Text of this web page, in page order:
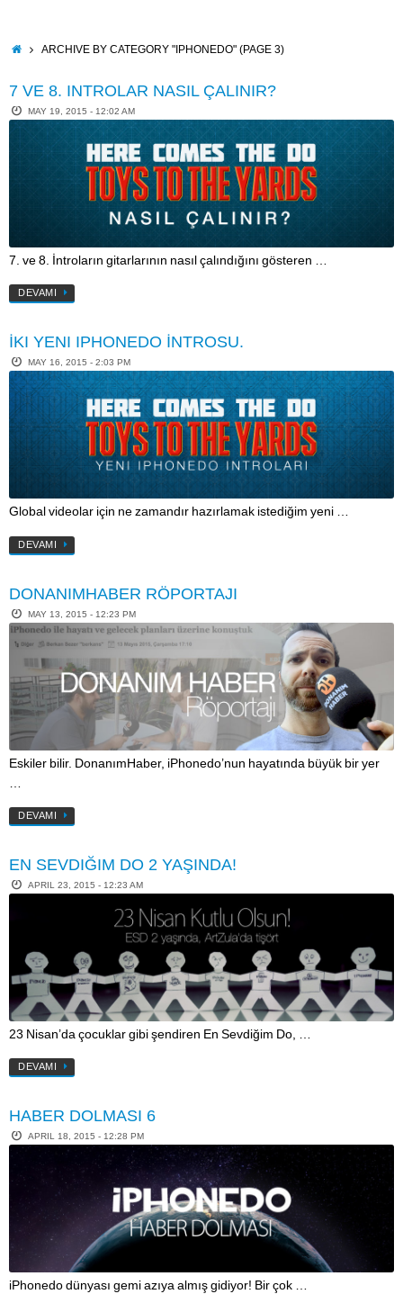
contentHOMEARCHIVE BY CATEGORY "IPHONEDO"(PAGE 3)
7 VE 8. INTROLAR NASIL ÇALINIR?
MAY 19, 2015 - 12:02 AM
7. ve 8. İntroların gitarlarının nasıl çalındığını gösteren …
DEVAMI
İKI YENI IPHONEDO İNTROSU.
MAY 16, 2015 - 2:03 PM
Global videolar için ne zamandır hazırlamak istediğim yeni …
DEVAMI
DONANIMHABER RÖPORTAJI
MAY 13, 2015 - 12:23 PM
Eskiler bilir. DonanımHaber, iPhonedo’nun hayatında büyük bir yer
DEVAMI
EN SEVDIĞIM DO 2 YAŞINDA!
APRIL 23, 2015 - 12:23 AM
23 Nisan’da çocuklar gibi şendiren En Sevdiğim Do, …
DEVAMI
HABER DOLMASI 6
APRIL 18, 2015 - 12:28 PM
iPhonedo dünyası gemi azıya almış gidiyor! Bir çok …